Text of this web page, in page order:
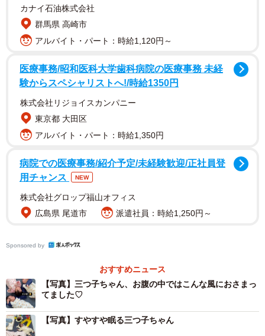
住み分けがよくわかる、三つ子の赤ちゃんのエコー写真（提供：
@yua.mitsugo_mamaさん）
生後2カ月の三つ子ちゃんたちを、お腹にいた場所に寝か
せてみると……！上下にわかれた男の子2人の隙間を縫うよ
の顔にあたり、思わず男の子たちが目を閉じてしまう瞬間
カナイ石油株式会社
群馬県 高崎市
アルバイト・パート：時給1,120円～
医療事務/昭和医科大学歯科病院の医療事務 未経
験からスペシャリストへ!/時給1350円
株式会社リジョイスカンパニー
東京都 大田区
アルバイト・パート：時給1,350円
病院での医療事務/紹介予定/未経験歓迎/正社員登
用チャンス
NEW
株式会社グロップ福山オフィス
広島県 尾道市
派遣社員：時給1,250円～
Sponsored by
おすすめニュース
【写真】三つ子ちゃん、お腹の中ではこんな風におさまっ
てました♡
【写真】すやすや眠る三つ子ちゃん